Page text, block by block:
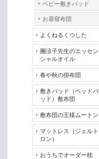
ベビー敷きパッド
お昼寝布団
よくねるくつした
團涼子先生のエッセン
シャルオイル
春や秋の掛布団
敷きパッド（ベッドパ
ッド）敷布団
敷布団の王様ムートン
マットレス（ジェルト
ロン）
おうちでオーダー枕